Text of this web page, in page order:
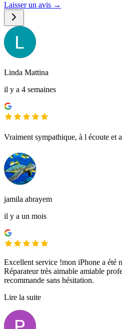
Laisser un avis →
Linda Mattina
il y a 4 semaines
Vraiment sympathique, à l écoute et
jamila abrayem
il y a un mois
Excellent service !mon iPhone a été
Réparateur très aimable amiable
recommande sans hésitation.
Lire la suite